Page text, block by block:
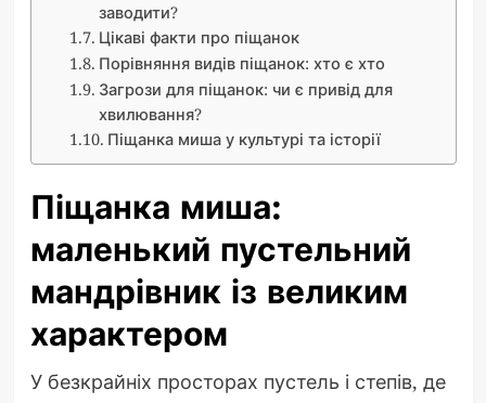
заводити?
Цікаві факти про піщанок
Порівняння видів піщанок: хто є хто
Загрози для піщанок: чи є привід для
хвилювання?
Піщанка миша у культурі та історії
Піщанка миша:
маленький пустельний
мандрівник із великим
характером
У безкрайніх просторах пустель і степів, де